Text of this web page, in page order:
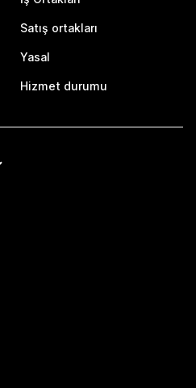
Satış ortakları
Yasal
Hizmet durumu